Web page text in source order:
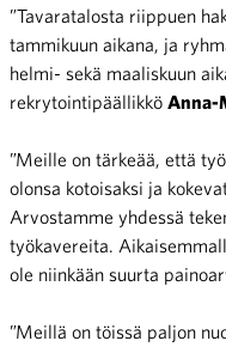
”Tavaratalosta riippuen
tammikuun aikana, ja
helmi- sekä maaliskuun
rekrytointipäällikkö Anna-
”Meille on tärkeää, että
olonsa kotoisaksi ja
Arvostamme yhdessä
työkavereita.
ole niinkään suurta
”Meillä on töissä paljon